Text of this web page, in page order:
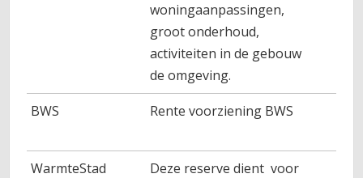
woningaanpassingen,
groot onderhoud,
activiteiten in de gebouw
de omgeving.
BWS
Rente voorziening BWS
WarmteStad
Deze reserve dient voor